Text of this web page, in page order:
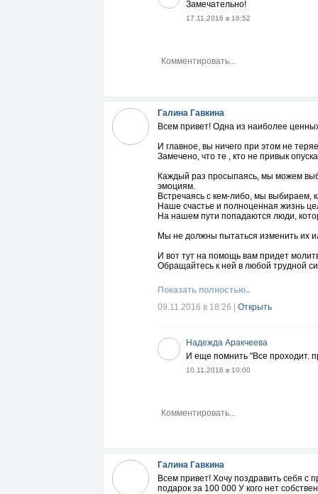
Замечательно!
17.11.2016 в 16:52
Галина Гавкина
Всем привет! Одна из наиболее
И главное, вы ничего при этом не
Замечено, что те , кто не привык
Каждый раз просыпаясь, мы можем
эмоциям.
Встречаясь с кем-либо, мы выбираем,
Наше счастье и полноценная жизнь
На нашем пути попадаются люди,
Мы не должны пытаться изменить их
И вот тут на помощь вам придет
Обращайтесь к ней в любой трудной
Показать полностью..
09.11.2016 в 18:26
Открыть
Надежда Аракчеева
И еще помнить "Все проходит.
10.11.2016 в 10:00
Галина Гавкина
Всем привет! Хочу поздравить себя
подарок за 100 000 У кого нет